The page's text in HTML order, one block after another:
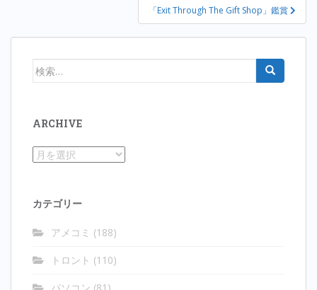
ゲ
「Exit Through The Gift Shop」鑑賞
検
ARCHIVE
Archive
カテゴリー
アメコミ (188)
トロント (110)